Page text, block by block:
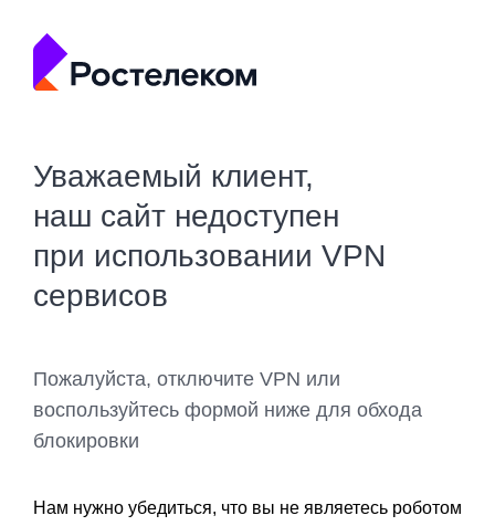
Уважаемый клиент,
наш сайт недоступен
при использовании VPN
сервисов
Пожалуйста, отключите VPN или
воспользуйтесь формой ниже для обхода
блокировки
Нам нужно убедиться, что вы не являетесь роботом